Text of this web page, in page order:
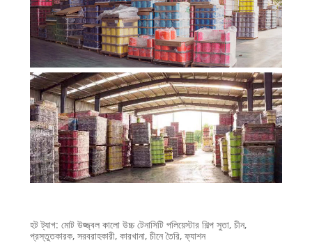
হট ট্যাগ: মোট উজ্জ্বল কালো উচ্চ টেনাসিটি পলিয়েস্টার শিল্প সুতা, চীন,
প্রস্তুতকারক, সরবরাহকারী, কারখানা, চীনে তৈরি, ফ্যাশন